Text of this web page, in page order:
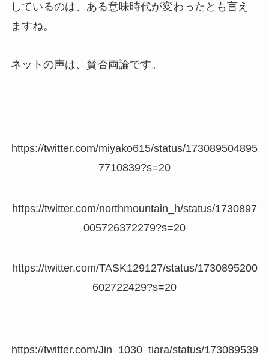
しているのは、ある意味時代が変わったとも言え
ますね。
ネットの声は、賛否両論です。
https://twitter.com/miyako615/status/173089504895
7710839?s=20
https://twitter.com/northmountain_h/status/1730897
005726372279?s=20
https://twitter.com/TASK129127/status/1730895200
602722429?s=20
https://twitter.com/Jin_1030_tiara/status/173089539